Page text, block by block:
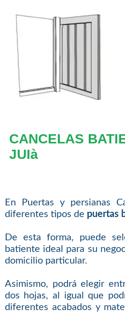
CANCELAS
JUIà
En Puertas y persianas
diferentes tipos de puertas
De esta forma, puede
batiente ideal para su
domicilio particular.
Asimismo, podrá elegir
dos hojas, al igual que
diferentes acabados y